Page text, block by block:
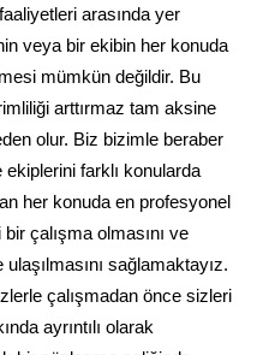
arasında yer
veya bir ekibin her konuda
mümkün değildir. Bu
arttırmaz tam aksine
olur. Biz bizimle beraber
ekiplerini farklı konularda
her konuda en profesyonel
çalışma olmasını ve
sağlamaktayız.
çalışmadan önce sizleri
ayrıntılı olarak